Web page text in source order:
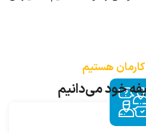
هستیم
خود می‌دانیم